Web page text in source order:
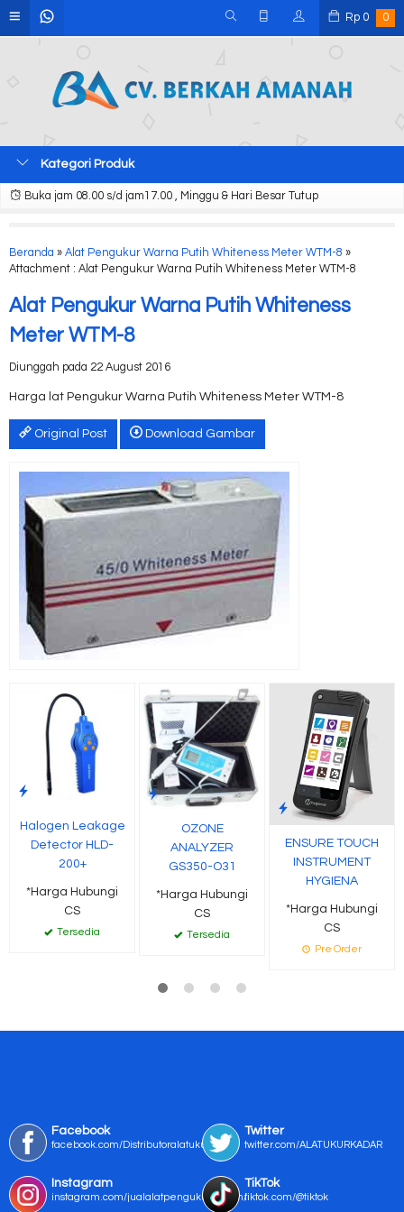
Rp 0 0
Kategori Produk
Buka jam 08.00 s/d jam17.00 , Minggu & Hari Besar Tutup
Beranda » Alat Pengukur Warna Putih Whiteness Meter WTM-8 »
Attachment : Alat Pengukur Warna Putih Whiteness Meter WTM-8
Alat Pengukur Warna Putih Whiteness
Meter WTM-8
Diunggah pada 22 August 2016
Harga lat Pengukur Warna Putih Whiteness Meter WTM-8
Original Post Download Gambar
Halogen Leakage
Detector HLD-
200+
*Harga Hubungi
CS
Tersedia
OZONE
ANALYZER
GS350-O31
*Harga Hubungi
CS
Tersedia
ENSURE TOUCH
INSTRUMENT
HYGIENA
*Harga Hubungi
CS
Pre Order
Facebook
facebook.com/Distributoralatukur
Twitter
twitter.com/ALATUKURKADAR
Instagram
instagram.com/jualalatpengukurmurah/
TikTok
tiktok.com/@tiktok